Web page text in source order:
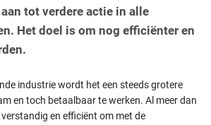
tot verdere actie in alle
Het doel is om nog efficiënter en
industrie wordt het een steeds grotere
en toch betaalbaar te werken. Al meer dan
en efficiënt om met de